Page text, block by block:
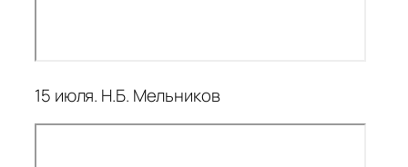
15 июля. Н.Б. Мельников